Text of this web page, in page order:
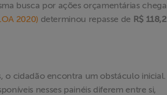
busca por ações orçamentárias chega
2020) determinou repasse de R$ 118,2
o cidadão encontra um obstáculo inicial.
nesses painéis diferem entre si,